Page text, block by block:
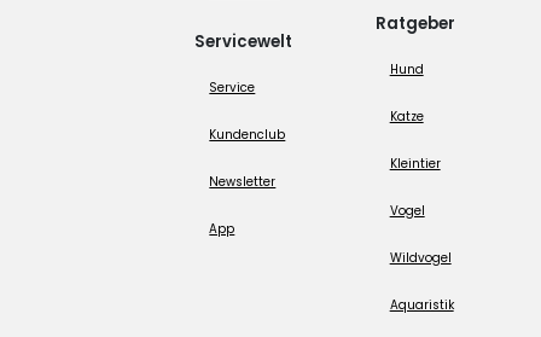
Servicewelt
Service
Kundenclub
Newsletter
App
Ratgeber
Hund
Katze
Kleintier
Vogel
Wildvogel
Aquaristik